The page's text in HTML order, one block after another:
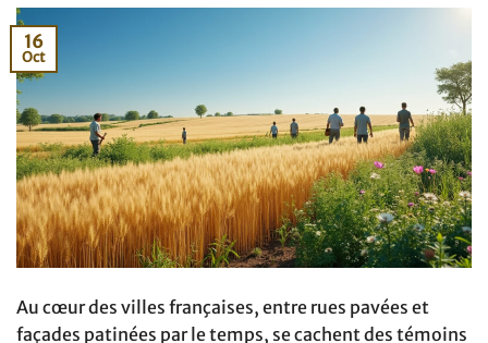
16
Oct
Au cœur des villes françaises, entre rues pavées et
façades patinées par le temps, se cachent des témoins